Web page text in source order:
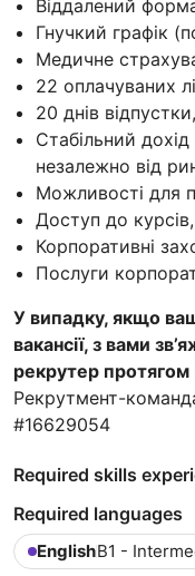
Віддалений
Гнучкий графік
Медичне
22 оплачуваних
20 днів
Стабільний
незалежно від
Можливості для
Доступ до курсів,
Корпоративні
Послуги
У випадку, якщо
вакансії, з вами
рекрутер протягом
Рекрутмент-
#16629054
Required skills
Required languages
EnglishB1 -